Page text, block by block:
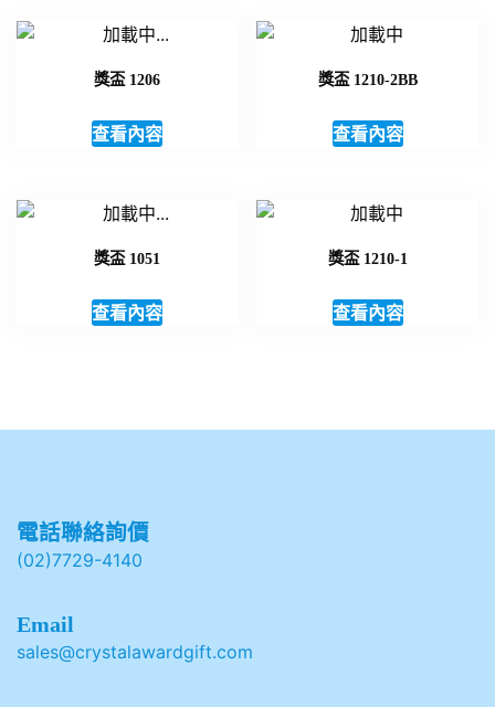
獎盃 1206
查看內容
獎盃 1210-2BB
查看內容
獎盃 1051
查看內容
獎盃 1210-1
查看內容
電話聯絡詢價
(02)7729-4140
Email
sales@crystalawardgift.com